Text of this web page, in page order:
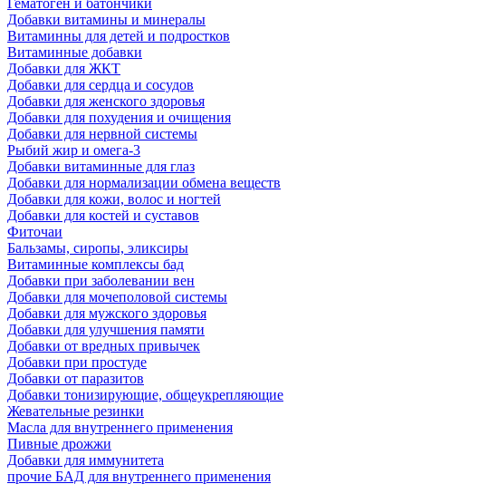
Гематоген и батончики
Добавки витамины и минералы
Витаминны для детей и подростков
Витаминные добавки
Добавки для ЖКТ
Добавки для сердца и сосудов
Добавки для женского здоровья
Добавки для похудения и очищения
Добавки для нервной системы
Рыбий жир и омега-3
Добавки витаминные для глаз
Добавки для нормализации обмена веществ
Добавки для кожи, волос и ногтей
Добавки для костей и суставов
Фиточаи
Бальзамы, сиропы, эликсиры
Витаминные комплексы бад
Добавки при заболевании вен
Добавки для мочеполовой системы
Добавки для мужского здоровья
Добавки для улучшения памяти
Добавки от вредных привычек
Добавки при простуде
Добавки от паразитов
Добавки тонизирующие, общеукрепляющие
Жевательные резинки
Масла для внутреннего применения
Пивные дрожжи
Добавки для иммунитета
прочие БАД для внутреннего применения